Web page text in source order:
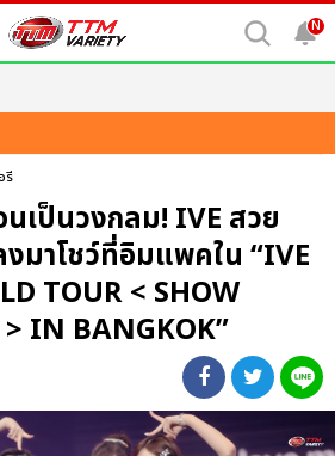
N
รี
เป็นวงกลม! IVE สวย
มาโชว์ที่อิมแพคใน “IVE
TOUR < SHOW
IN BANGKOK”